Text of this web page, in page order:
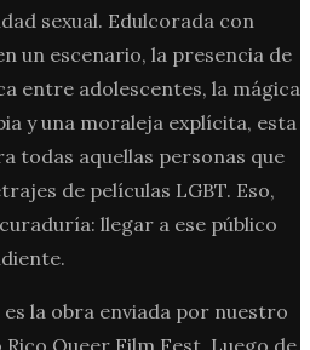
sexual. Edulcorada con
un escenario, la presencia de
entre adolescentes, la mágica
y una moraleja explícita, esta
todas aquellas personas que
de películas LGBT. Eso,
llegar a ese público
es la obra enviada por nuestro
Queer Film Fest. Luego de